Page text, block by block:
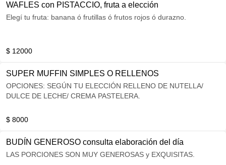
WAFLES con PISTACCIO, fruta a elección
Elegí tu fruta: banana ó frutillas ó frutos rojos ó durazno.
$ 12000
SUPER MUFFIN SIMPLES O RELLENOS
OPCIONES: SEGÚN TU ELECCIÓN RELLENO DE NUTELLA/
DULCE DE LECHE/ CREMA PASTELERA.
$ 8000
BUDÍN GENEROSO consulta elaboración del día
LAS PORCIONES SON MUY GENEROSAS y EXQUISITAS.